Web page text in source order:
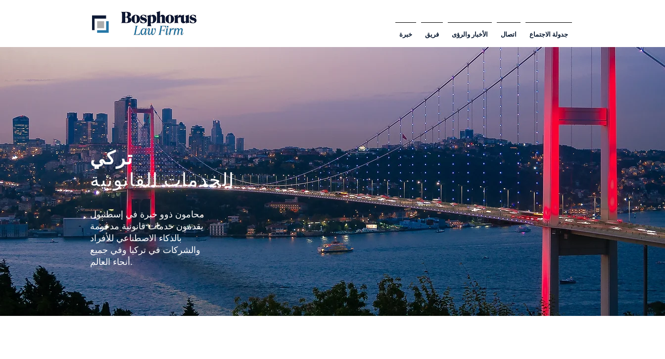
خبرة فريق الأخبار والرؤى اتصال جدولة الاجتماع
تركي
الخدمات القانونية
محامون ذوو خبرة في إسطنبول
يقدمون خدمات قانونية مدعومة
بالذكاء الاصطناعي للأفراد
والشركات في تركيا وفي جميع
أنحاء العالم.